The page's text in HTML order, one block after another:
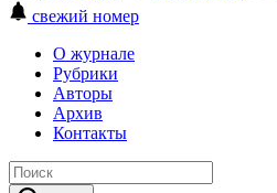
свежий номер
О журнале
Рубрики
Авторы
Архив
Контакты